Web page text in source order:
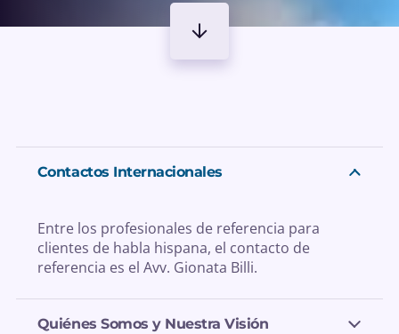
Contactos Internacionales
Entre los profesionales de referencia para
clientes de habla hispana, el contacto de
referencia es el Avv. Gionata Billi.
Quiénes Somos y Nuestra Visión